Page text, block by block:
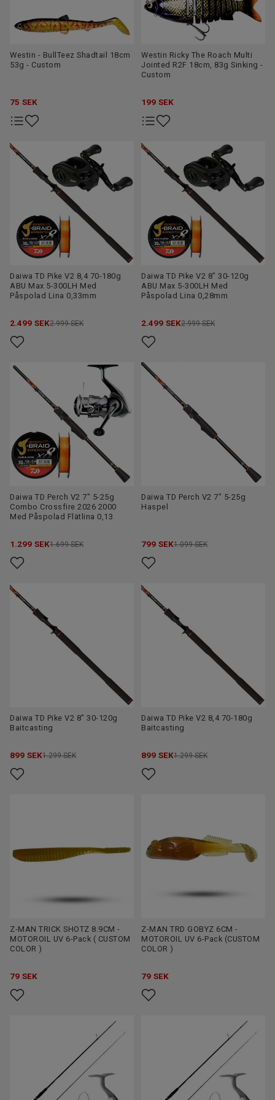
Westin - BullTeez Shadtail 18cm
53g - Custom
75 SEK
Westin Ricky The Roach Multi
Jointed R2F 18cm, 83g Sinking -
Custom
199 SEK
Daiwa TD Pike V2 8,4 70-180g
ABU Max 5-300LH Med
Påspolad Lina 0,33mm
2.499 SEK2.999 SEK
Daiwa TD Pike V2 8" 30-120g
ABU Max 5-300LH Med
Påspolad Lina 0,28mm
2.499 SEK2.999 SEK
Daiwa TD Perch V2 7" 5-25g
Combo Crossfire 2026 2000
Med Påspolad Flätlina 0,13
1.299 SEK1.699 SEK
Daiwa TD Perch V2 7" 5-25g
Haspel
799 SEK1.099 SEK
Daiwa TD Pike V2 8" 30-120g
Baitcasting
899 SEK1.299 SEK
Daiwa TD Pike V2 8,4 70-180g
Baitcasting
899 SEK1.299 SEK
Z-MAN TRICK SHOTZ 8.9CM -
MOTOROIL UV 6-Pack ( CUSTOM
COLOR )
79 SEK
Z-MAN TRD GOBYZ 6CM -
MOTOROIL UV 6-Pack (CUSTOM
COLOR )
79 SEK